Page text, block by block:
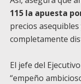
115 la apuesta
precios
completamente
El jefe del
“empeño